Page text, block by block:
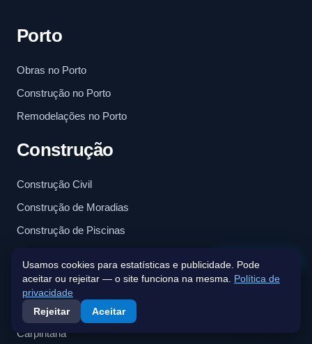
Porto
Obras no Porto
Construção no Porto
Remodelações no Porto
Construção
Construção Civil
Construção de Moradias
Construção de Piscinas
Serviços
Arquitetura
Carpintaria
Fale connosco
Usamos cookies para estatísticas e publicidade. Pode
aceitar ou rejeitar — o site funciona na mesma. Política de
privacidade
Rejeitar
Aceitar